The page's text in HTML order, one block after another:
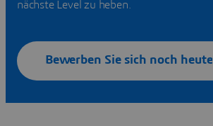
nächste Level zu heben.
Bewerben Sie sich noch heute